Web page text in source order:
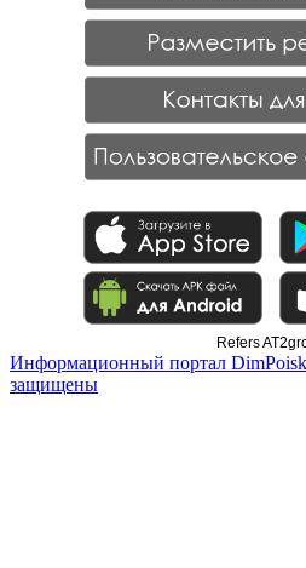
Refers
Информационный портал
защищены